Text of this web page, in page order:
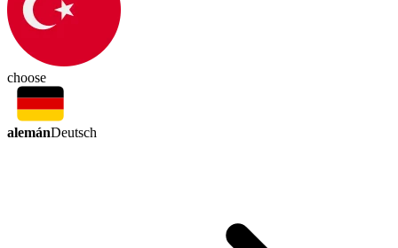
choose
alemánDeutsch